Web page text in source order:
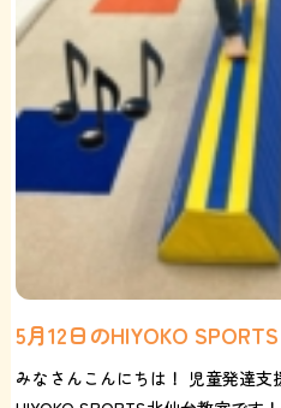
5月12日のHIYOKO
みなさんこんにちは！ 児童発達